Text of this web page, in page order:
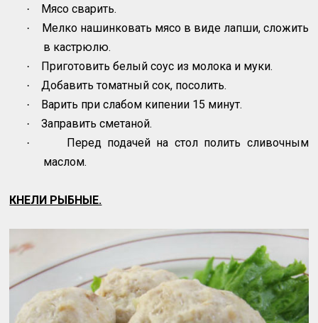
· Мясо сварить.
·
Мелко нашинковать мясо в виде лапши, сложить
в кастрюлю.
· Приготовить белый соус из молока и муки.
· Добавить томатный сок, посолить.
· Варить при слабом кипении 15 минут.
· Заправить сметаной.
·
Перед подачей на стол полить сливочным
маслом.
КНЕЛИ РЫБНЫЕ.